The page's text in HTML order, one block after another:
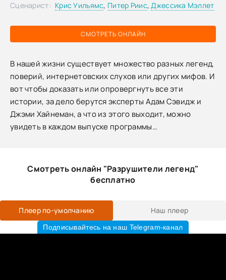
СМОТРЕТЬ ОНЛАЙН
Сценарист: Крис Уильямс, Питер Риис,Джессика Мэллет
В нашей жизни существует множество разных легенд,
поверий, интернетовских слухов или других мифов. И
вот чтобы доказать или опровергнуть все эти
истории, за дело берутся эксперты Адам Сэвидж и
Джэми Хайнеман, а что из этого выходит, можно
увидеть в каждом выпуске программы…
Смотреть онлайн "Разрушители легенд"
бесплатно
Плеер по-умолчанию Наш плеер
Подписывайтесь на наш Telegram-канал